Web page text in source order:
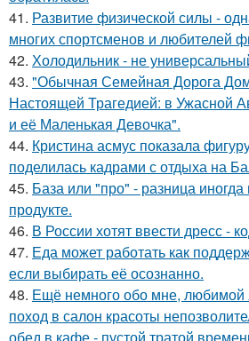
41. Развитие физической силы -
многих спортсменов и любителей
42. Холодильник - не
43. "Обычная Семейная Дорога
Настоящей Трагедией: в Ужасной
и её Маленькая Девочка".
44. Кристина асмус показала
поделилась кадрами с отдыха на
45. База или "про" - разница
продукте.
46. В России хотят ввести дресс -
47. Еда может работать как
если выбирать её осознанно.
48. Ещё немного обо мне, любимой
поход в салон красоты